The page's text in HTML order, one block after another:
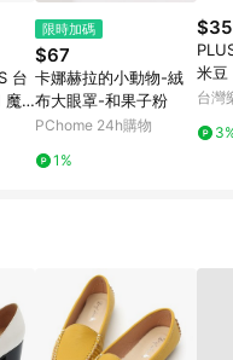
台
魔
限時加碼
$67
卡娜赫拉的小動物-絨
布大眼罩-和果子粉
PChome 24h購物
1%
$35
米豆
20
0點)
台灣